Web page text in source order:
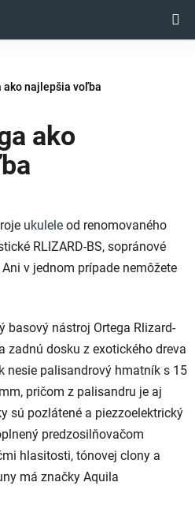
KOŠÍK
ako najlepšia voľba
ako
ukulele od renomovaného
RLIZARD-BS, sopránové
Ani v jednom prípade nemôžete
basový nástroj Ortega Rlizard-
zadnú dosku z exotického dreva
nesie palisandrový hmatník s 15
pričom z palisandru je aj
sú pozlátené a piezzoelektrický
predzosilňovačom
hlasitosti, tónovej clony a
má značky Aquila